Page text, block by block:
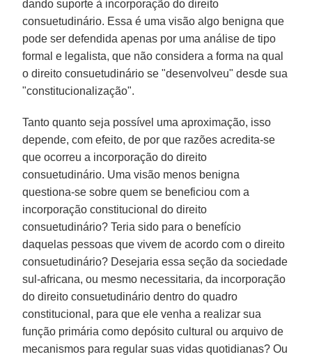
dando suporte à incorporação do direito
consuetudinário. Essa é uma visão algo benigna que
pode ser defendida apenas por uma análise de tipo
formal e legalista, que não considera a forma na qual
o direito consuetudinário se "desenvolveu" desde sua
"constitucionalização".
Tanto quanto seja possível uma aproximação, isso
depende, com efeito, de por que razões acredita-se
que ocorreu a incorporação do direito
consuetudinário. Uma visão menos benigna
questiona-se sobre quem se beneficiou com a
incorporação constitucional do direito
consuetudinário? Teria sido para o benefício
daquelas pessoas que vivem de acordo com o direito
consuetudinário? Desejaria essa seção da sociedade
sul-africana, ou mesmo necessitaria, da incorporação
do direito consuetudinário dentro do quadro
constitucional, para que ele venha a realizar sua
função primária como depósito cultural ou arquivo de
mecanismos para regular suas vidas quotidianas? Ou